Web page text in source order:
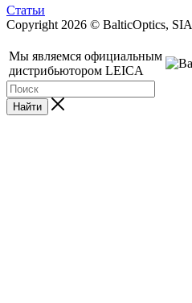
Статьи
Copyright 2026 © BalticOptics, SIA
Мы являемся официальным
дистрибьютором LEICA
Найти